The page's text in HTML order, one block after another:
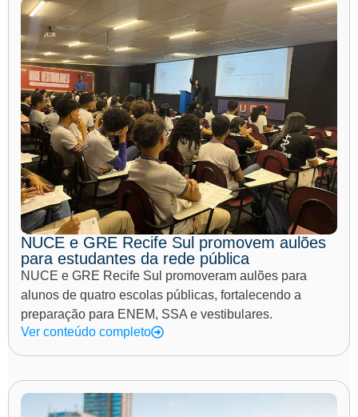
NUCE e GRE Recife Sul promovem aulões
para estudantes da rede pública
NUCE e GRE Recife Sul promoveram aulões para
alunos de quatro escolas públicas, fortalecendo a
preparação para ENEM, SSA e vestibulares.
Ver conteúdo completo